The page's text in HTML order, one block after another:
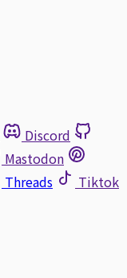
Discord
Mastodon
Threads
Tiktok